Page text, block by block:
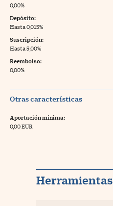
0,00%
Depósito:
Hasta 0,015%
Suscripción:
Hasta 5,00%
Reembolso:
0,00%
Otras características
Aportación mínima:
0,00 EUR
Herramientas